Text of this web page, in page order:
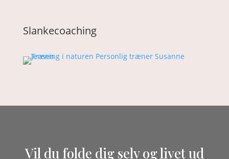
Slankecoaching
Vil du folde dig selv og livet ud